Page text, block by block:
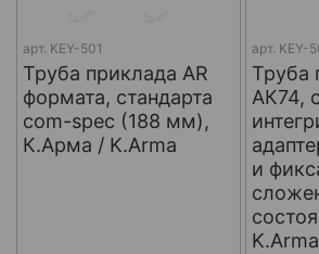
арт. KEY-501
Труба приклада AR
формата, стандарта
com-spec (188 мм),
К.Арма / K.Arma
арт. KEY-
Труба
АК74,
и
K.Arma